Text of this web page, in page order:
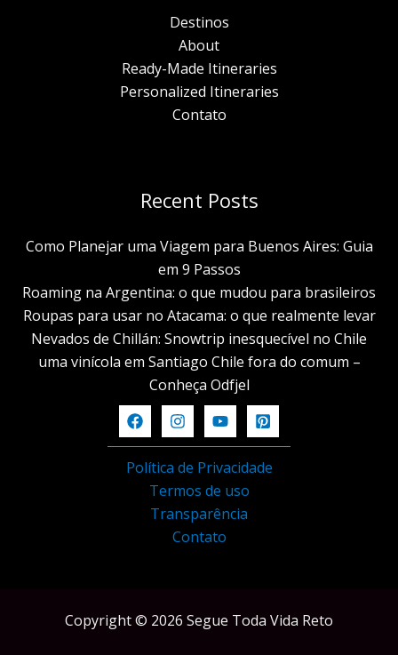
Destinos
About
Ready-Made Itineraries
Personalized Itineraries
Contato
Recent Posts
Como Planejar uma Viagem para Buenos Aires: Guia
em 9 Passos
Roaming na Argentina: o que mudou para brasileiros
Roupas para usar no Atacama: o que realmente levar
Nevados de Chillán: Snowtrip inesquecível no Chile
uma vinícola em Santiago Chile fora do comum –
Conheça Odfjel
Política de Privacidade
Termos de uso
Transparência
Contato
Copyright © 2026 Segue Toda Vida Reto